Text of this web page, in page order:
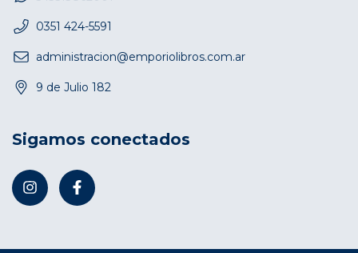
0351 424-5591
administracion@emporiolibros.com.ar
9 de Julio 182
Sigamos conectados